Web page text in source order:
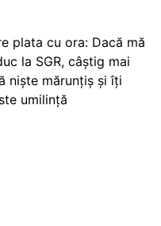
plata cu ora: Dacă mă
la SGR, câștig mai
niște mărunțiș și îți
umilință